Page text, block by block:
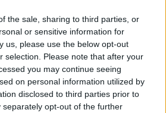
the sale, sharing to third parties, or
or sensitive information for
us, please use the below opt-out
selection. Please note that after your
you may continue seeing
on personal information utilized by
disclosed to third parties prior to
separately opt-out of the further